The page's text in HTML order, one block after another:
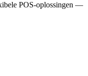
POS-oplossingen —